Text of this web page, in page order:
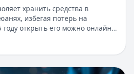
хранить средства в
избегая потерь на
году открыть его можно онлайн
предлагают выгодные
На Кредитный Зай доступны
на 12 месяцев с 0% ставкой на
за 10 минут без справок и